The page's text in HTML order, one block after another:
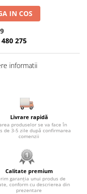
IN COS
275
informatii
Livrare rapidă
produselor se va face în
de 3-5 zile după confirmarea
comenzii
Calitate premium
garanția unui produs de
conform cu descrierea din
prezentare